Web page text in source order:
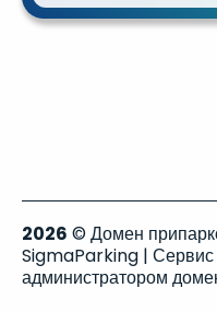
2026 © Домен
SigmaParking |
администратором